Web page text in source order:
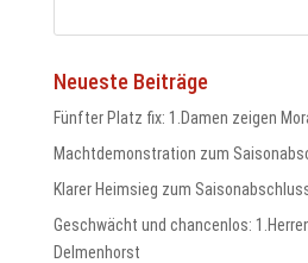
Neueste Beiträge
Fünfter Platz fix: 1.Damen zeigen
Machtdemonstration zum
Klarer Heimsieg zum
Geschwächt und chancenlos:
Delmenhorst